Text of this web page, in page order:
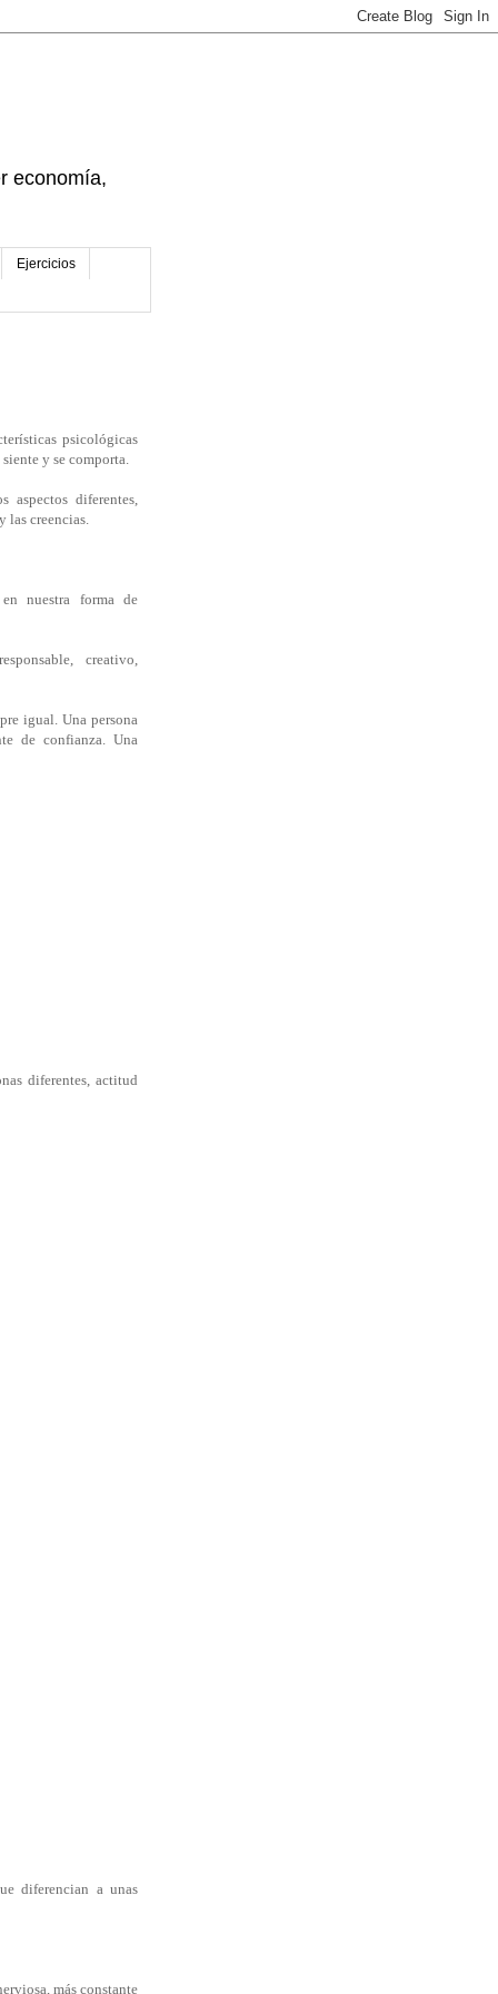
economía,
Ejercicios
psicológicas
y se comporta.
aspectos diferentes,
las creencias.
en nuestra forma de
creativo,
igual. Una persona
de confianza. Una
diferentes, actitud
diferencian a unas
más constante